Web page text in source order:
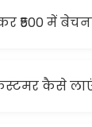
₹500 में
कैसे